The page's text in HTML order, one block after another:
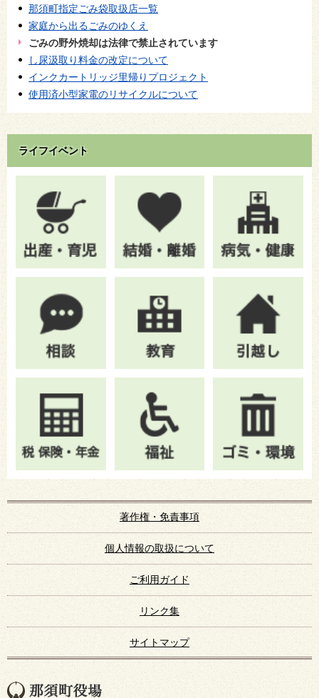
那須町指定ごみ袋取扱店一覧
家庭から出るごみのゆくえ
ごみの野外焼却は法律で禁止されています
し尿汲取り料金の改定について
インクカートリッジ里帰りプロジェクト
使用済小型家電のリサイクルについて
ライフイベント
著作権・免責事項
個人情報の取扱について
ご利用ガイド
リンク集
サイトマップ